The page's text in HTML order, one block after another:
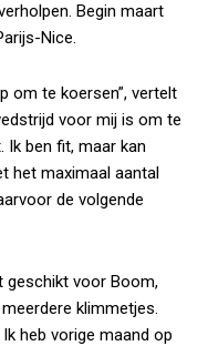
Begin maart
Nice.
om te koersen”, vertelt
voor mij is om te
Ik ben fit, maar kan
het maximaal aantal
de volgende
geschikt voor Boom,
klimmetjes.
heb vorige maand op